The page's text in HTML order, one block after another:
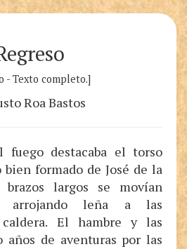
- Texto completo.]
Roa Bastos
fuego destacaba el torso
formado de José de la
brazos largos se movían
arrojando leña a las
El hambre y las
años de aventuras por las